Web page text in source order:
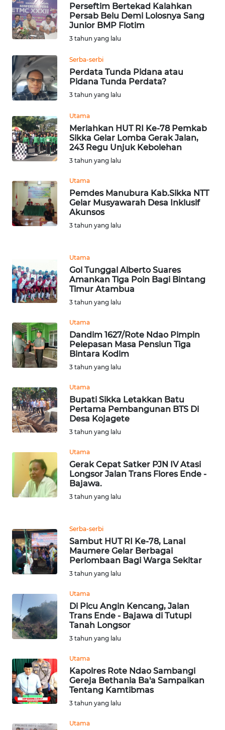
Perseftim Bertekad Kalahkan
Persab Belu Demi Lolosnya Sang
Junior BMP Flotim
3 tahun yang lalu
Serba-serbi
Perdata Tunda Pidana atau
Pidana Tunda Perdata?
3 tahun yang lalu
Utama
Meriahkan HUT RI Ke-78 Pemkab
Sikka Gelar Lomba Gerak Jalan,
243 Regu Unjuk Kebolehan
3 tahun yang lalu
Utama
Pemdes Manubura Kab.Sikka NTT
Gelar Musyawarah Desa Inklusif
Akunsos
3 tahun yang lalu
Utama
Gol Tunggal Alberto Suares
Amankan Tiga Poin Bagi Bintang
Timur Atambua
3 tahun yang lalu
Utama
Dandim 1627/Rote Ndao Pimpin
Pelepasan Masa Pensiun Tiga
Bintara Kodim
3 tahun yang lalu
Utama
Bupati Sikka Letakkan Batu
Pertama Pembangunan BTS Di
Desa Kojagete
3 tahun yang lalu
Utama
Gerak Cepat Satker PJN IV Atasi
Longsor Jalan Trans Flores Ende -
Bajawa.
3 tahun yang lalu
Serba-serbi
Sambut HUT RI Ke-78, Lanal
Maumere Gelar Berbagai
Perlombaan Bagi Warga Sekitar
3 tahun yang lalu
Utama
Di Picu Angin Kencang, Jalan
Trans Ende - Bajawa di Tutupi
Tanah Longsor
3 tahun yang lalu
Utama
Kapolres Rote Ndao Sambangi
Gereja Bethania Ba'a Sampaikan
Tentang Kamtibmas
3 tahun yang lalu
Utama
REDAKSI
KARIR
DISCLAIMER
Wahana
News
WN
SUMUT
JAKARTA
WN
JABAR
WN
NTT
KEPRI
WN
PAPUA
WN
PAPUA
BARAT
RIAU
WN
SERAMBI
WN
SULTRA
NTB
WN
SULTENG
WN
SULBAR
WN